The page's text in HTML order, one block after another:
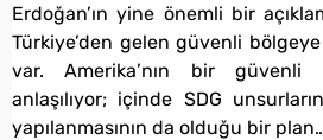
Erdoğan’ın yine önemli bir
Türkiye’den gelen güvenli
var. Amerika’nın bir güvenli
anlaşılıyor; içinde SDG
yapılanmasının da olduğu bir